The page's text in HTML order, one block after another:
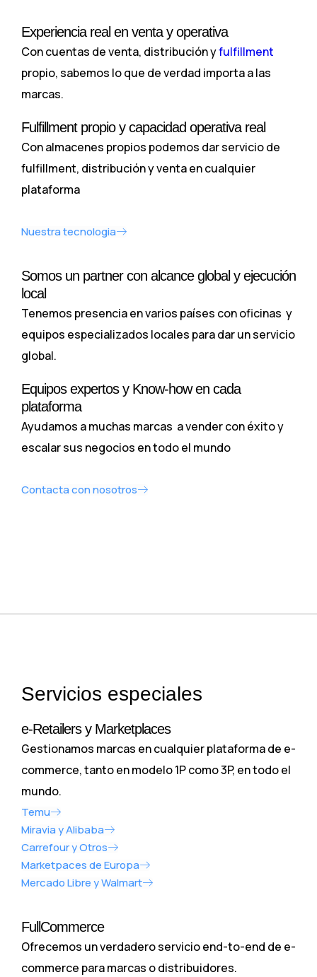
Experiencia real en venta y operativa
Con cuentas de venta, distribución yfulfillment
propio, sabemos lo que de verdad importa a las
marcas.
Fulfillment propio y capacidad operativa real
Con almacenes propios podemos dar servicio de
fulfillment, distribución y venta en cualquier
plataforma
Nuestra tecnologia
Somos un partner con alcance global y ejecución
local
Tenemos presencia en varios países con oficinas y
equipos especializados locales para dar un servicio
global.
Equipos expertos y Know-how en cada
plataforma
Ayudamos a muchas marcas a vender con éxito y
escalar sus negocios en todo el mundo
Contacta con nosotros
Servicios especiales
e-Retailers y Marketplaces
Gestionamos marcas en cualquier plataforma de e-
commerce, tanto en modelo 1P como 3P, en todo el
mundo.
Temu
Miravia y Alibaba
Carrefour y Otros
Marketpaces de Europa
Mercado Libre y Walmart
FullCommerce
Ofrecemos un verdadero servicio end-to-end de e-
commerce para marcas o distribuidores.